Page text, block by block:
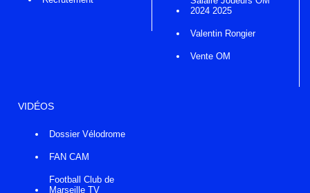
2024 2025
Valentin Rongier
Vente OM
VIDÉOS
Dossier Vélodrome
FAN CAM
Football Club de
Marseille TV